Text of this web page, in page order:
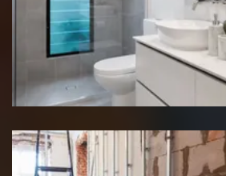
Rénovation salle de bain